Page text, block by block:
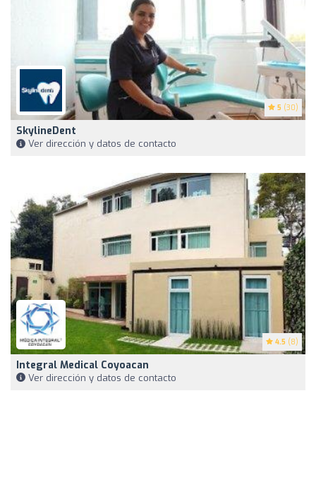
5 (30)
SkylineDent
Ver dirección y datos de contacto
4.5 (8)
Integral Medical Coyoacan
Ver dirección y datos de contacto